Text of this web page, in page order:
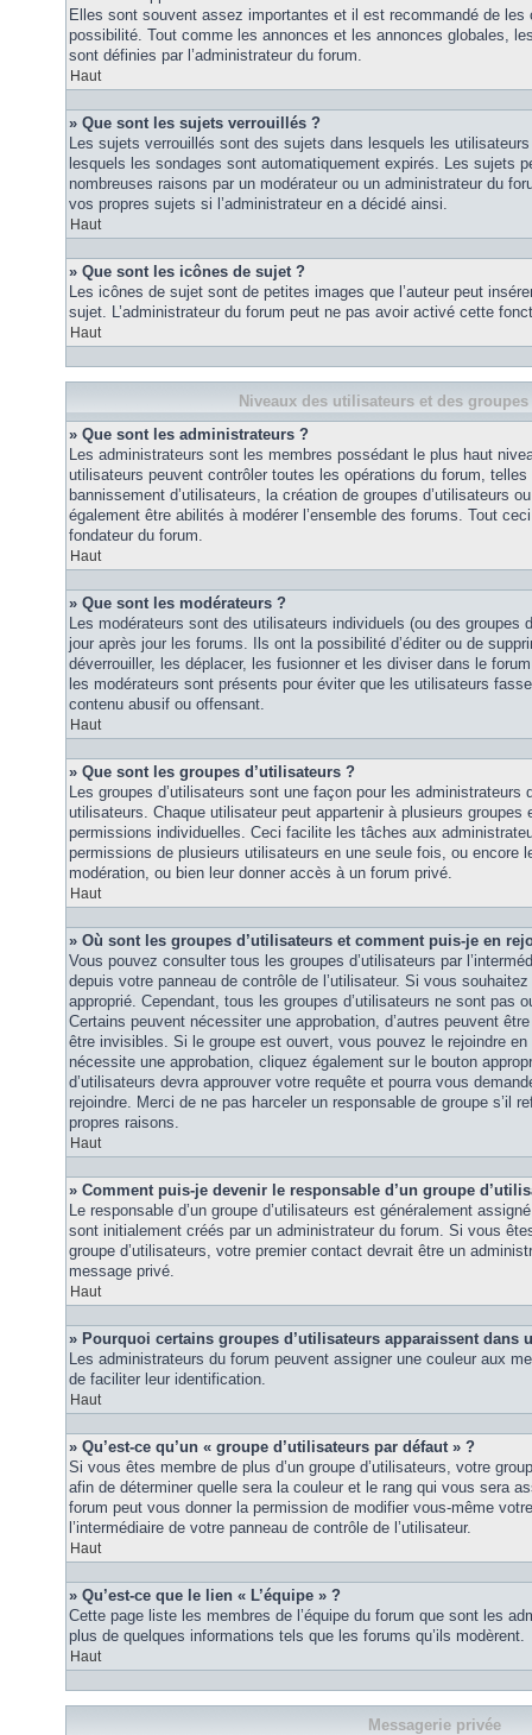
Elles sont souvent assez importantes et il est recommandé de
possibilité. Tout comme les annonces et les annonces globales,
sont définies par l’administrateur du forum.
Haut
» Que sont les sujets verrouillés ?
Les sujets verrouillés sont des sujets dans lesquels les
lesquels les sondages sont automatiquement expirés. Les sujets
nombreuses raisons par un modérateur ou un administrateur du
vos propres sujets si l’administrateur en a décidé ainsi.
Haut
» Que sont les icônes de sujet ?
Les icônes de sujet sont de petites images que l’auteur peut
sujet. L’administrateur du forum peut ne pas avoir activé cette
Haut
Niveaux des utilisateurs et des
» Que sont les administrateurs ?
Les administrateurs sont les membres possédant le plus haut
utilisateurs peuvent contrôler toutes les opérations du forum,
bannissement d’utilisateurs, la création de groupes d’utilisateurs
également être abilités à modérer l’ensemble des forums. Tout
fondateur du forum.
Haut
» Que sont les modérateurs ?
Les modérateurs sont des utilisateurs individuels (ou des groupes
jour après jour les forums. Ils ont la possibilité d’éditer ou de
déverrouiller, les déplacer, les fusionner et les diviser dans le
les modérateurs sont présents pour éviter que les utilisateurs
contenu abusif ou offensant.
Haut
» Que sont les groupes d’utilisateurs ?
Les groupes d’utilisateurs sont une façon pour les administrateurs
utilisateurs. Chaque utilisateur peut appartenir à plusieurs groupes
permissions individuelles. Ceci facilite les tâches aux
permissions de plusieurs utilisateurs en une seule fois, ou encore
modération, ou bien leur donner accès à un forum privé.
Haut
» Où sont les groupes d’utilisateurs et comment puis-je en
Vous pouvez consulter tous les groupes d’utilisateurs par
depuis votre panneau de contrôle de l’utilisateur. Si vous
approprié. Cependant, tous les groupes d’utilisateurs ne sont pas
Certains peuvent nécessiter une approbation, d’autres peuvent
être invisibles. Si le groupe est ouvert, vous pouvez le rejoindre en
nécessite une approbation, cliquez également sur le bouton
d’utilisateurs devra approuver votre requête et pourra vous
rejoindre. Merci de ne pas harceler un responsable de groupe s’il
propres raisons.
Haut
» Comment puis-je devenir le responsable d’un groupe
Le responsable d’un groupe d’utilisateurs est généralement
sont initialement créés par un administrateur du forum. Si vous
groupe d’utilisateurs, votre premier contact devrait être un
message privé.
Haut
» Pourquoi certains groupes d’utilisateurs apparaissent dans
Les administrateurs du forum peuvent assigner une couleur aux
de faciliter leur identification.
Haut
» Qu’est-ce qu’un « groupe d’utilisateurs par défaut » ?
Si vous êtes membre de plus d’un groupe d’utilisateurs, votre
afin de déterminer quelle sera la couleur et le rang qui vous sera
forum peut vous donner la permission de modifier vous-même
l’intermédiaire de votre panneau de contrôle de l’utilisateur.
Haut
» Qu’est-ce que le lien « L’équipe » ?
Cette page liste les membres de l’équipe du forum que sont les
plus de quelques informations tels que les forums qu’ils modèrent.
Haut
Messagerie privée